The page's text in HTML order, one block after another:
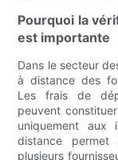
Pourquoi la
est importante
Dans le secteur
à distance des
Les frais de
peuvent
uniquement aux
distance permet
plusieurs